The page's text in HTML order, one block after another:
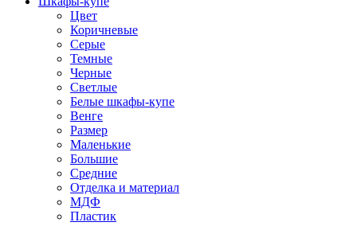
Цвет
Коричневые
Серые
Темные
Черные
Светлые
Белые шкафы-купе
Венге
Размер
Маленькие
Большие
Средние
Отделка и материал
МДФ
Пластик